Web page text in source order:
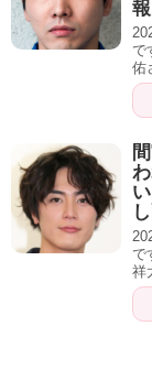
二人は確実に産
髪はもっと切っ
そのほうが出世
り、２０２２年
この放送を動
で
佑
で
祥